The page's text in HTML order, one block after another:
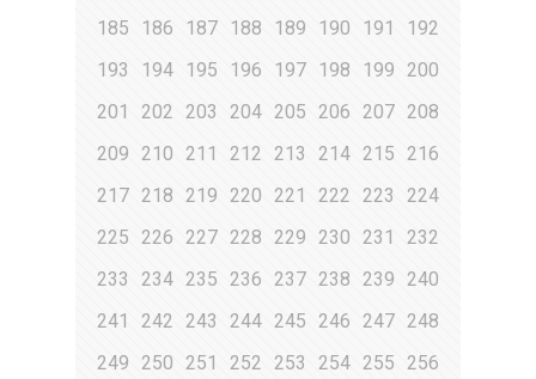
185
186 187 188 189 190 191
192
193
194 195 196 197 198 199 200
201
202 203 204 205 206 207 208
209 210 211 212 213 214 215 216
217 218 219 220 221 222 223
224
225 226 227 228 229 230 231
232
233
234 235 236 237 238 239 240
241
242 243 244 245 246 247 248
249 250 251 252 253 254 255 256